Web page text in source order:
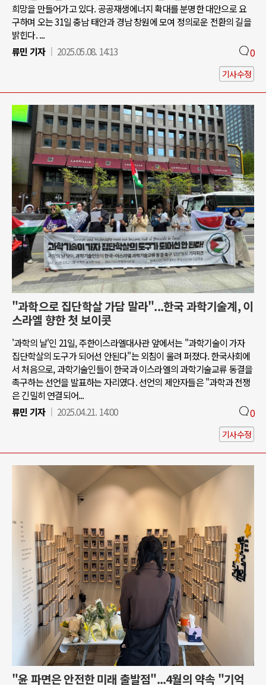
희망을 만들어가고 있다. 공공재생에너지 확대를 분명한 대안으로 요
구하며 오는 31일 충남 태안과 경남 창원에 모여 정의로운 전환의 길을
밝힌다. ...
류민 기자
2025.05.08. 14:13 0
기사수정
"과학으로 집단학살 가담 말라"...한국 과학기술계, 이
스라엘 향한 첫 보이콧
'과학의 날'인 21일, 주한이스라엘대사관 앞에서는 "과학기술이 가자
집단학살의 도구가 되어선 안된다"는 외침이 울려 퍼졌다. 한국사회에
서 처음으로, 과학기술인들이 한국과 이스라엘의 과학기술교류 동결을
촉구하는 선언을 발표하는 자리였다. 선언의 제안자들은 "과학과 전쟁
은 긴밀히 연결되어...
류민 기자
2025.04.21. 14:00 0
기사수정
"윤 파면은 안전한 미래 출발점"...4월의 약속 "기억